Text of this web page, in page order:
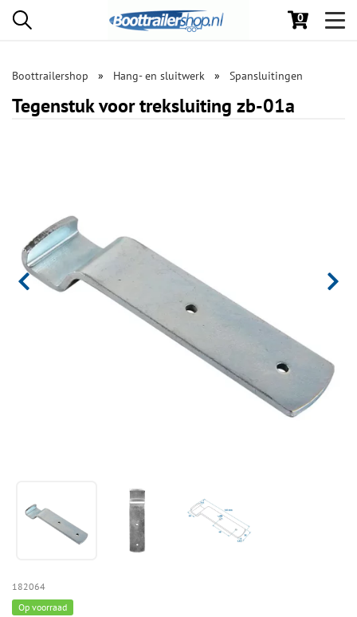
0
Boottrailershop Hang- en sluitwerk Spansluitingen
Tegenstuk voor treksluiting zb-01a
182064
Op voorraad